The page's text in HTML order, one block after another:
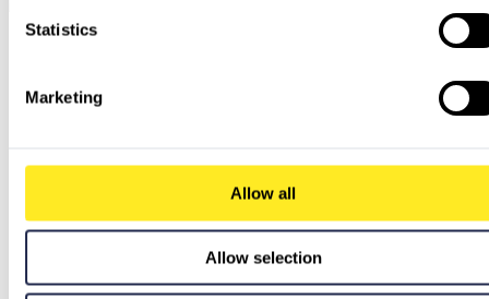
Statistics
Marketing
Allow all
Allow selection